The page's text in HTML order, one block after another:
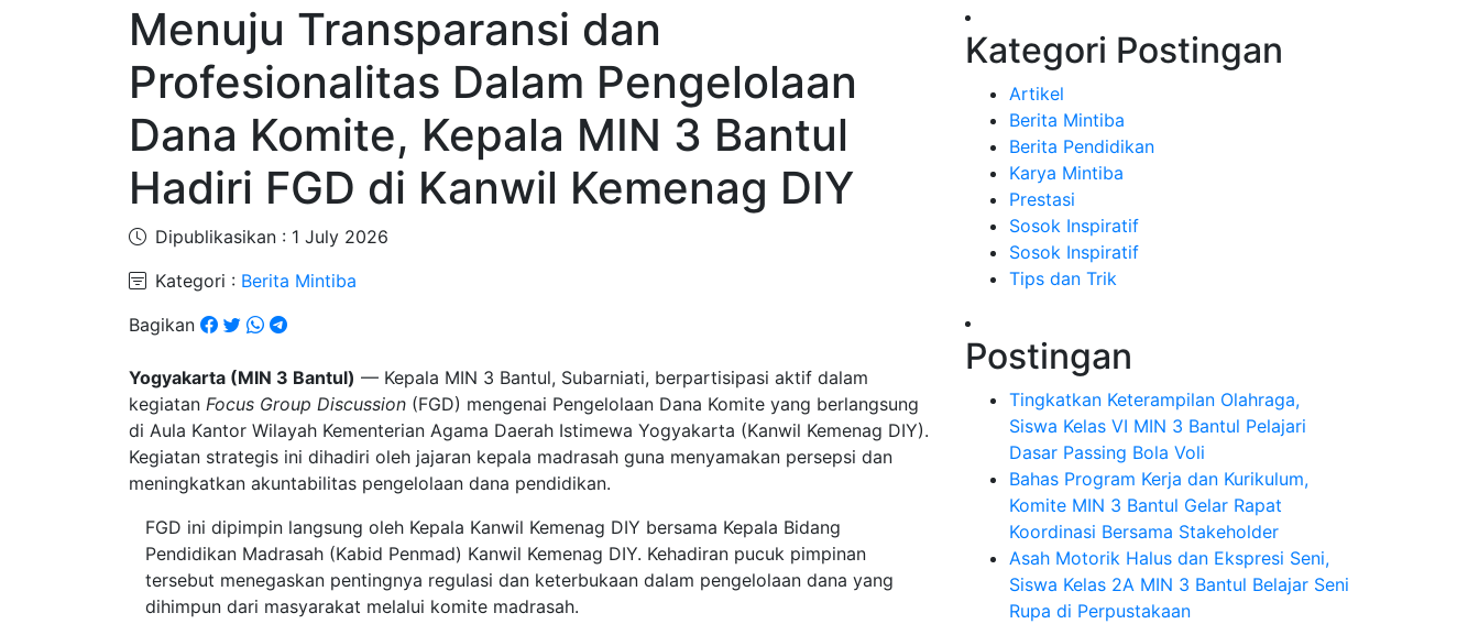
Menuju Transparansi dan
Profesionalitas Dalam Pengelolaan
Dana Komite, Kepala MIN 3 Bantul
Hadiri FGD di Kanwil Kemenag DIY
Dipublikasikan : 1 July 2026
Kategori : Berita Mintiba
Bagikan
Yogyakarta (MIN 3 Bantul) — Kepala MIN 3 Bantul, Subarniati, berpartisipasi aktif dalam
kegiatan Focus Group Discussion (FGD) mengenai Pengelolaan Dana Komite yang berlangsung
di Aula Kantor Wilayah Kementerian Agama Daerah Istimewa Yogyakarta (Kanwil Kemenag DIY).
Kegiatan strategis ini dihadiri oleh jajaran kepala madrasah guna menyamakan persepsi dan
meningkatkan akuntabilitas pengelolaan dana pendidikan.
FGD ini dipimpin langsung oleh Kepala Kanwil Kemenag DIY bersama Kepala Bidang
Pendidikan Madrasah (Kabid Penmad) Kanwil Kemenag DIY. Kehadiran pucuk pimpinan
tersebut menegaskan pentingnya regulasi dan keterbukaan dalam pengelolaan dana yang
dihimpun dari masyarakat melalui komite madrasah.
Kategori Postingan
Artikel
Berita Mintiba
Berita Pendidikan
Karya Mintiba
Prestasi
Sosok Inspiratif
Sosok Inspiratif
Tips dan Trik
Postingan
Tingkatkan Keterampilan Olahraga,
Siswa Kelas VI MIN 3 Bantul Pelajari
Dasar Passing Bola Voli
Bahas Program Kerja dan Kurikulum,
Komite MIN 3 Bantul Gelar Rapat
Koordinasi Bersama Stakeholder
Asah Motorik Halus dan Ekspresi Seni,
Siswa Kelas 2A MIN 3 Bantul Belajar Seni
Rupa di Perpustakaan